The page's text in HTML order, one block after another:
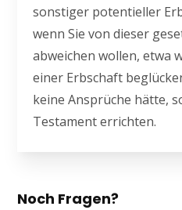
sonstiger potentieller
wenn Sie von dieser
abweichen wollen, etwa
einer Erbschaft
keine Ansprüche hätte,
Testament errichten.
Noch Fragen?